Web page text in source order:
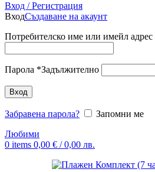
Вход / Регистрация
ВходСъздаване на акаунт
Потребителско име или имейл адрес
Парола *Задължително
Вход
Забравена парола?
Запомни ме
Любими
0 items 0,00 € / 0,00 лв.